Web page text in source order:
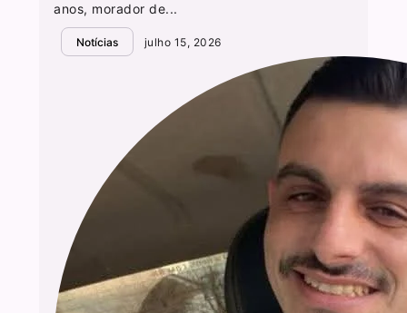
anos, morador de...
Notícias julho 15, 2026